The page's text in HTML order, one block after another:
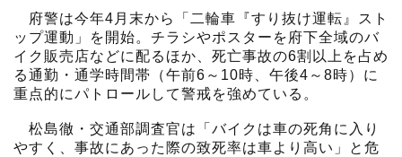
府警は今年4月末から「二輪車『すり抜け運転』スト
ップ運動」を開始。チラシやポスターを府下全域のバ
イク販売店などに配るほか、死亡事故の6割以上を占め
る通勤・通学時間帯（午前6～10時、午後4～8時）に
重点的にパトロールして警戒を強めている。
松島徹・交通部調査官は「バイクは車の死角に入り
やすく、事故にあった際の致死率は車より高い」と危